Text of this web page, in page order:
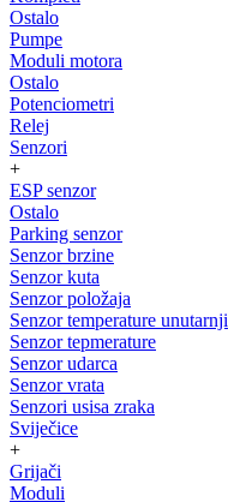
Ostalo
Pumpe
Moduli motora
Ostalo
Potenciometri
Relej
Senzori
+
ESP senzor
Ostalo
Parking senzor
Senzor brzine
Senzor kuta
Senzor položaja
Senzor temperature unutarnji
Senzor tepmerature
Senzor udarca
Senzor vrata
Senzori usisa zraka
Sviječice
+
Grijači
Moduli